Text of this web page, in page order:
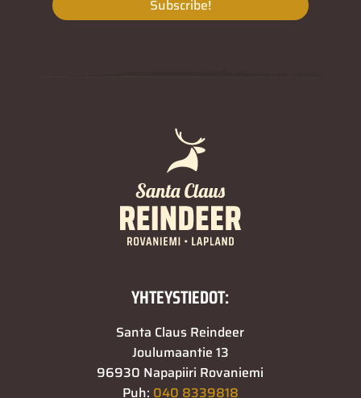
YHTEYSTIEDOT:
Santa Claus Reindeer
Joulumaantie 13
96930 Napapiiri Rovaniemi
Puh: 040 8339818